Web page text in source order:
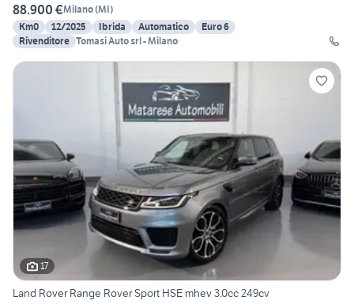
88.900 €Milano(MI)
Km0
12/2025 Ibrida Automatico
Euro 6
Rivenditore Tomasi Auto srl - Milano
17
Land Rover Range Rover Sport HSE mhev 3.0cc 249cv